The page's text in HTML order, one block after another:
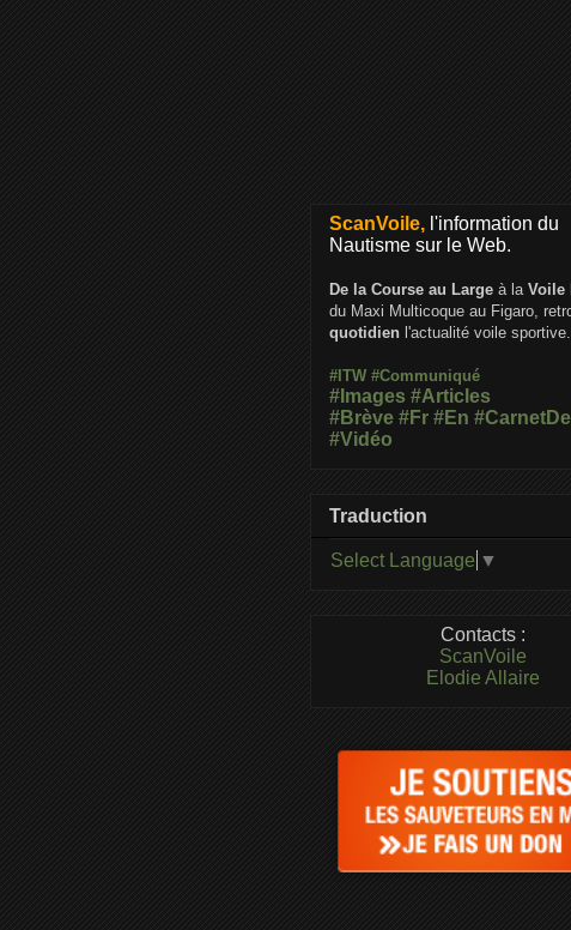
ScanVoile, l'information du
Nautisme sur le Web.
De la Course au Large à la Voile
du Maxi Multicoque au Figaro,
quotidien l'actualité voile sportive.
#ITW #Communiqué
#Images #Articles
#Brève #Fr #En
#Vidéo
Traduction
Select Language ▼
Contacts :
ScanVoile
Elodie Allaire